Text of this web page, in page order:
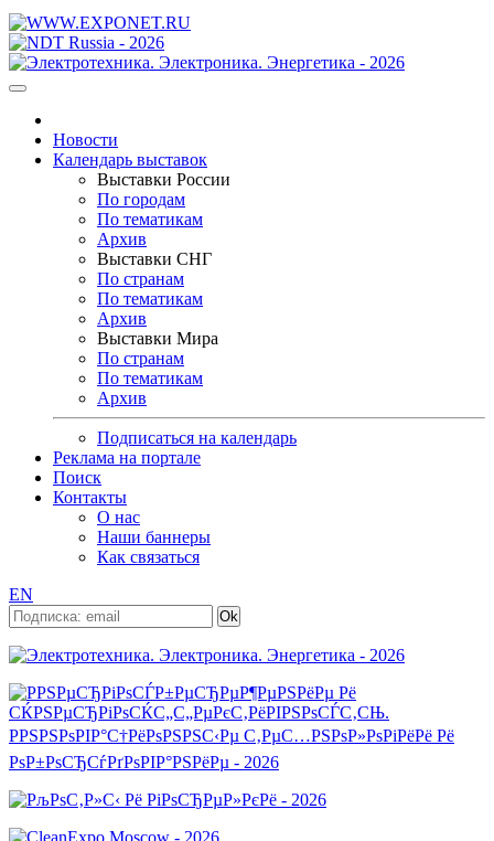
Новости
Календарь выставок
Выставки России
По городам
По тематикам
Архив
Выставки СНГ
По странам
По тематикам
Архив
Выставки Мира
По странам
По тематикам
Архив
Подписаться на календарь
Реклама на портале
Поиск
Контакты
О нас
Наши баннеры
Как связаться
EN